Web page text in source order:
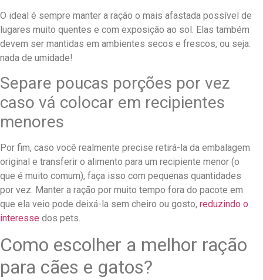
O ideal é sempre manter a ração o mais afastada possível de
lugares muito quentes e com exposição ao sol. Elas também
devem ser mantidas em ambientes secos e frescos, ou seja:
nada de umidade!
Separe poucas porções por vez
caso vá colocar em recipientes
menores
Por fim, caso você realmente precise retirá-la da embalagem
original e transferir o alimento para um recipiente menor (o
que é muito comum), faça isso com pequenas quantidades
por vez. Manter a ração por muito tempo fora do pacote em
que ela veio pode deixá-la sem cheiro ou gosto, reduzindo o
interesse dos pets.
Como escolher a melhor ração
para cães e gatos?